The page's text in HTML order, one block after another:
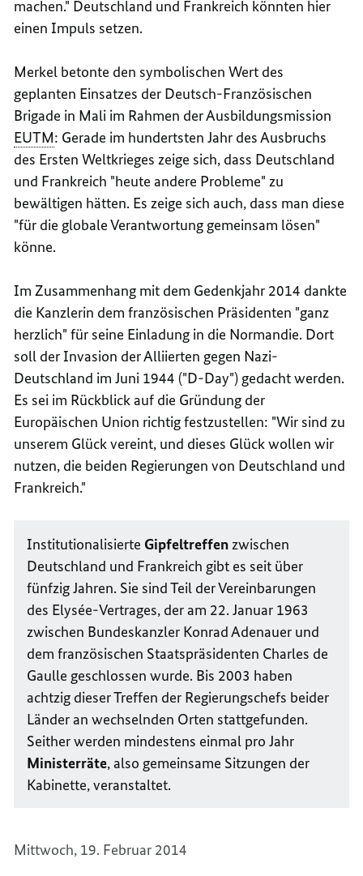
machen." Deutschland und Frankreich könnten hier
einen Impuls setzen.
Merkel betonte den symbolischen Wert des
geplanten Einsatzes der Deutsch-Französischen
Brigade in Mali im Rahmen der Ausbildungsmission
EUTM: Gerade im hundertsten Jahr des Ausbruchs
des Ersten Weltkrieges zeige sich, dass Deutschland
und Frankreich "heute andere Probleme" zu
bewältigen hätten. Es zeige sich auch, dass man diese
"für die globale Verantwortung gemeinsam lösen"
könne.
Im Zusammenhang mit dem Gedenkjahr 2014 dankte
die Kanzlerin dem französischen Präsidenten "ganz
herzlich" für seine Einladung in die Normandie. Dort
soll der Invasion der Alliierten gegen Nazi-
Deutschland im Juni 1944 ("D-Day") gedacht werden.
Es sei im Rückblick auf die Gründung der
Europäischen Union richtig festzustellen: "Wir sind zu
unserem Glück vereint, und dieses Glück wollen wir
nutzen, die beiden Regierungen von Deutschland und
Frankreich."
Institutionalisierte Gipfeltreffenzwischen
Deutschland und Frankreich gibt es seit über
fünfzig Jahren. Sie sind Teil der Vereinbarungen
des Elysée-Vertrages, der am 22. Januar 1963
zwischen Bundeskanzler Konrad Adenauer und
dem französischen Staatspräsidenten Charles de
Gaulle geschlossen wurde. Bis 2003 haben
achtzig dieser Treffen der Regierungschefs beider
Länder an wechselnden Orten stattgefunden.
Seither werden mindestens einmal pro Jahr
Ministerräte, also gemeinsame Sitzungen der
Kabinette, veranstaltet.
Mittwoch, 19. Februar 2014